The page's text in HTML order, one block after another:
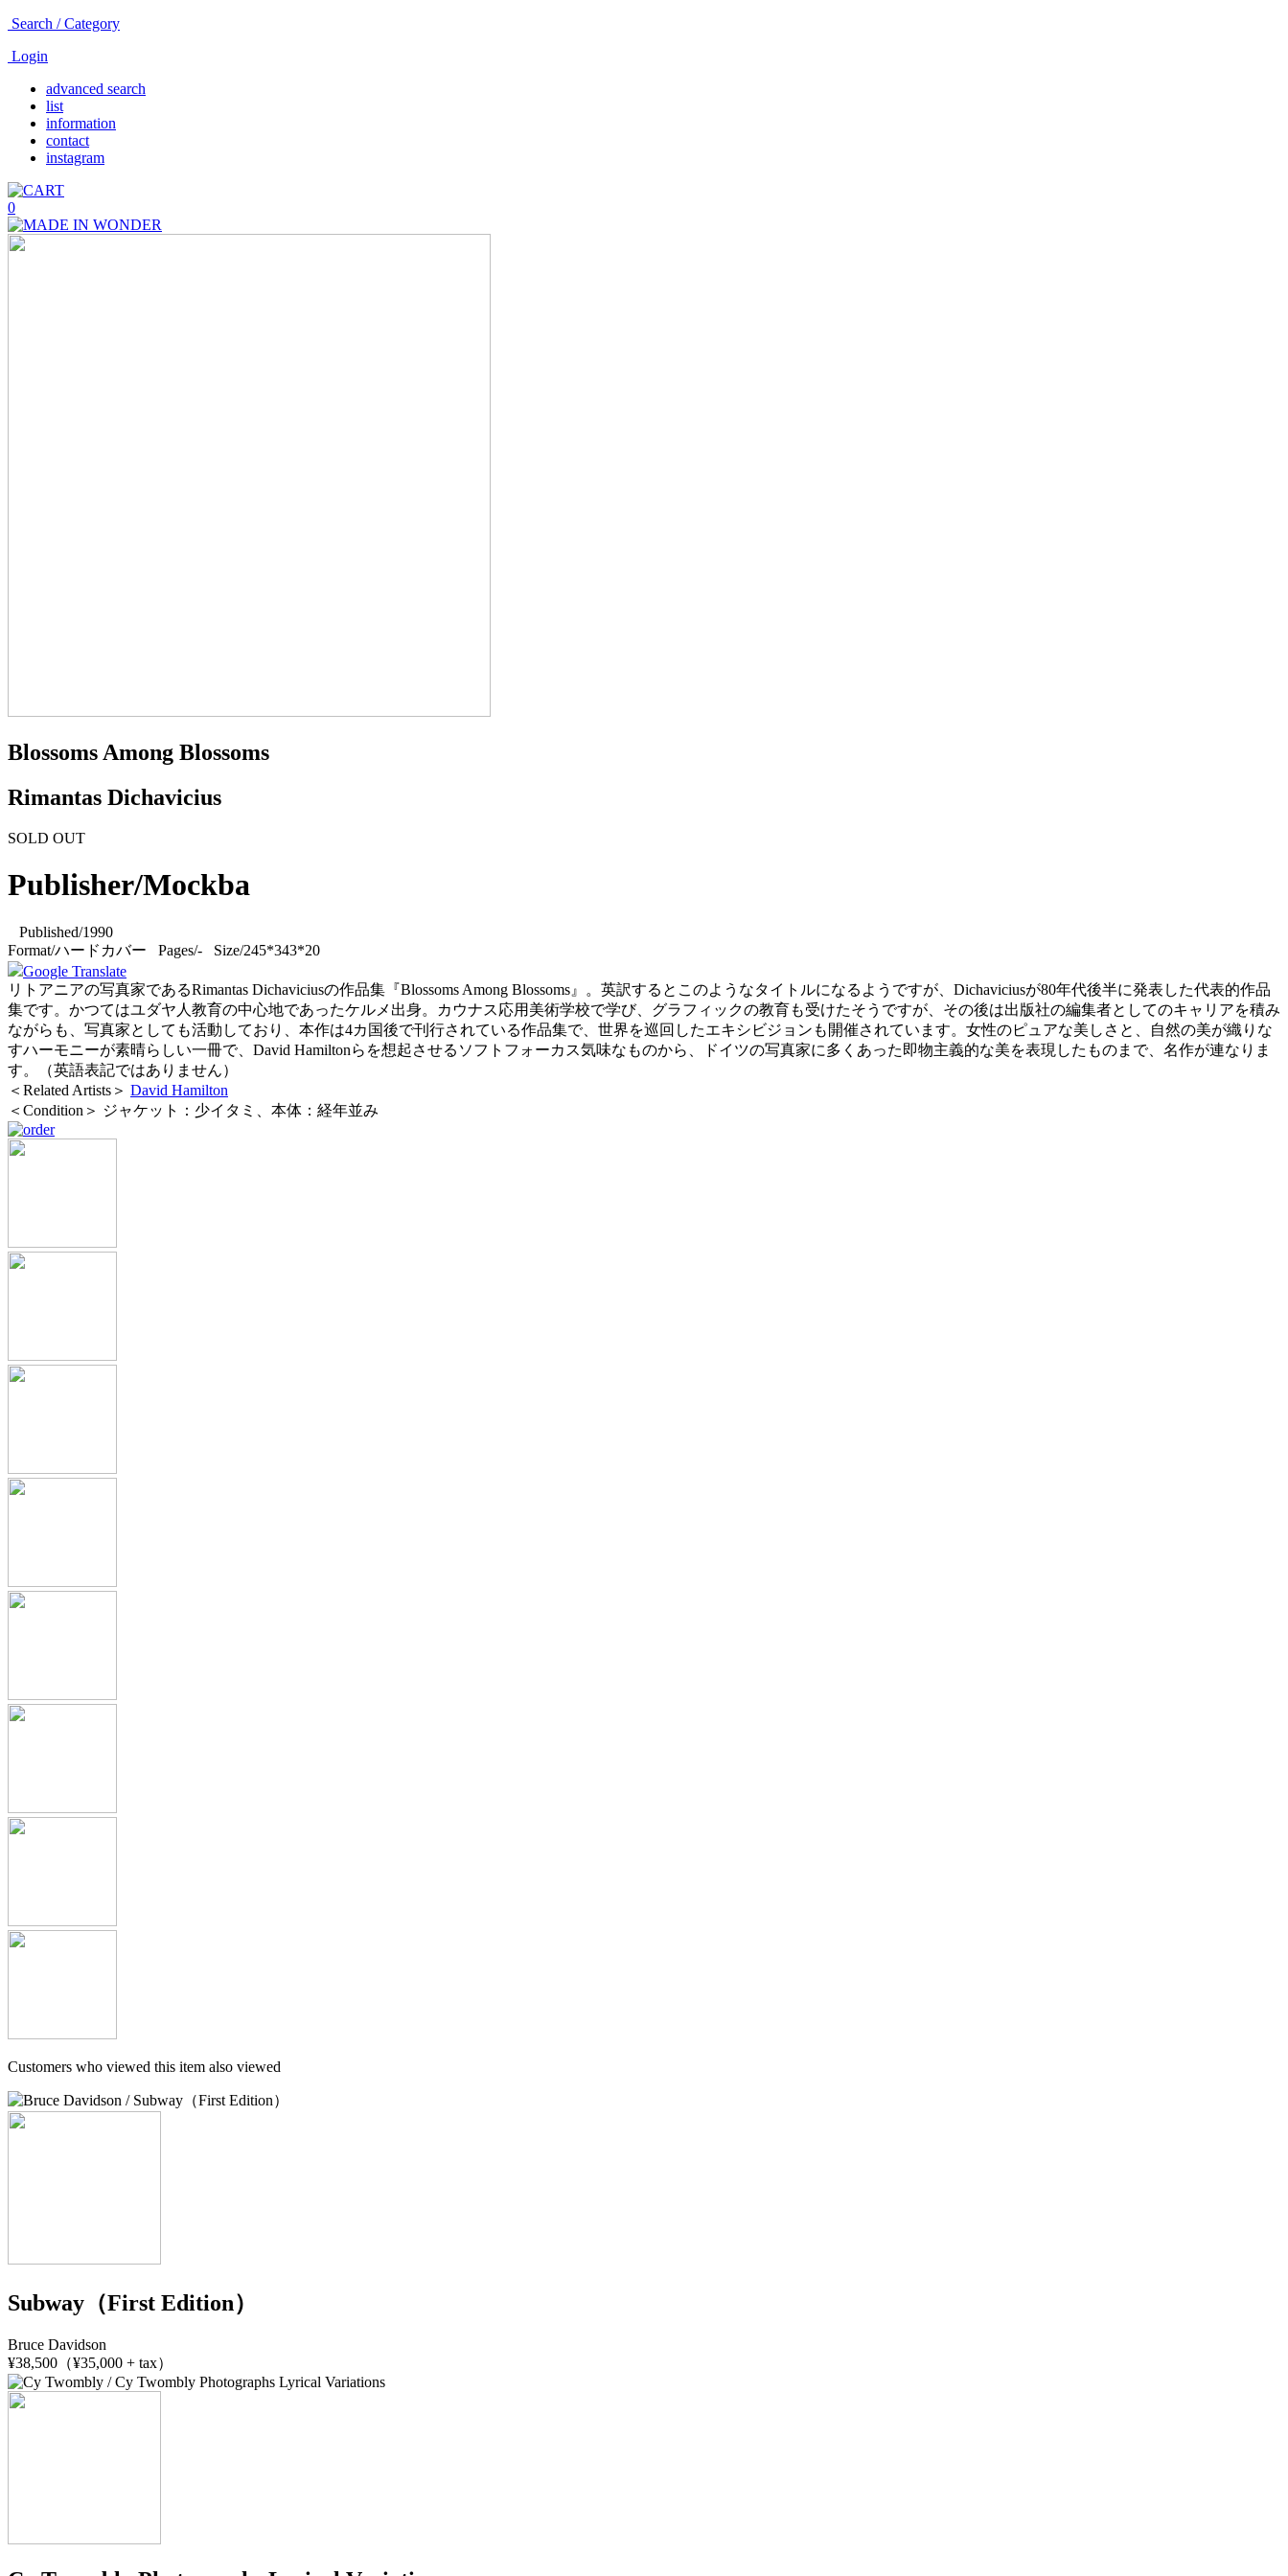
Search / Category
Login
advanced search
list
information
contact
instagram
0
Blossoms Among Blossoms
Rimantas Dichavicius
SOLD OUT
Publisher/Mockba
Published/1990
Format/ハードカバー Pages/- Size/245*343*20
Google Translate
リトアニアの写真家であるRimantas Dichaviciusの作品集『Blossoms Among Blossoms』。英訳するとこのようなタイトルになるようですが、Dichaviciusが80年代後半に発表した代表的作品
集です。かつてはユダヤ人教育の中心地であったケルメ出身。カウナス応用美術学校で学び、グラフィックの教育も受けたそうですが、その後は出版社の編集者としてのキャリアを積み
ながらも、写真家としても活動しており、本作は4カ国後で刊行されている作品集で、世界を巡回したエキシビジョンも開催されています。女性のピュアな美しさと、自然の美が織りな
すハーモニーが素晴らしい一冊で、David Hamiltonらを想起させるソフトフォーカス気味なものから、ドイツの写真家に多くあった即物主義的な美を表現したものまで、名作が連なりま
す。（英語表記ではありません）
＜Related Artists＞ David Hamilton
＜Condition＞ ジャケット：少イタミ、本体：経年並み
Customers who viewed this item also viewed
Subway（First Edition）
Bruce Davidson
¥38,500（¥35,000 + tax）